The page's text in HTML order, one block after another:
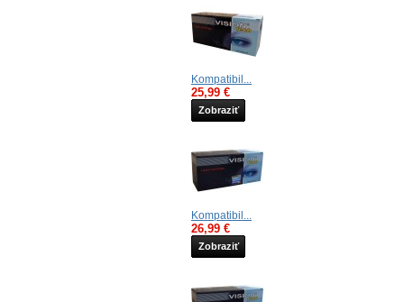
Kompatibil...
25,99 €
Zobraziť
Kompatibil...
26,99 €
Zobraziť